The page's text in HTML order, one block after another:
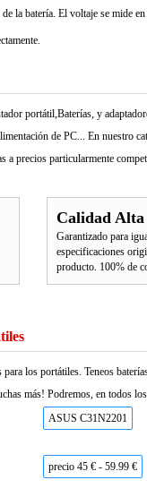
la batería. El voltaje se mide
portátil,Baterías, y
de PC... En nuestro
a precios particularmente
Calidad Alta
Garantizado para
especificaciones
producto. 100% de
los portátiles. Teneos
más! Podremos, en todos
ASUS C31N2201
precio 45 € - 59.99 €